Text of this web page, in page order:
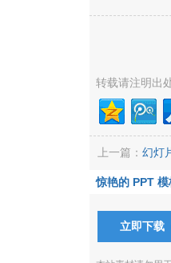
转载请注明出
上一篇： 幻灯
惊艳的 PPT
立即下载